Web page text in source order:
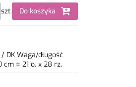
szt. Do koszyka
DK Waga/długość
= 21 o. x 28 rz.